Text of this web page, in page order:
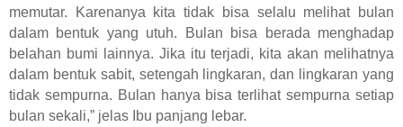
memutar. Karenanya kita tidak bisa selalu melihat bulan
dalam bentuk yang utuh. Bulan bisa berada menghadap
belahan bumi lainnya. Jika itu terjadi, kita akan melihatnya
dalam bentuk sabit, setengah lingkaran, dan lingkaran yang
tidak sempurna. Bulan hanya bisa terlihat sempurna setiap
bulan sekali,” jelas Ibu panjang lebar.